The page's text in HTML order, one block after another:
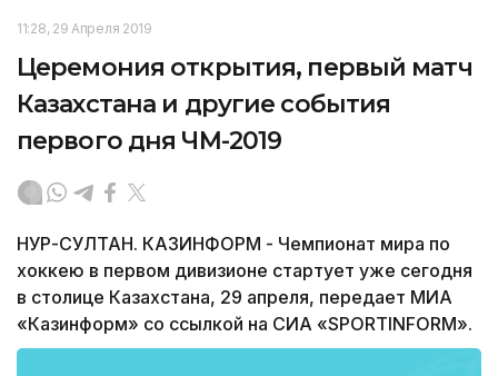
11:28, 29 Апреля 2019
Церемония открытия, первый матч
Казахстана и другие события
первого дня ЧМ-2019
НУР-СУЛТАН. КАЗИНФОРМ - Чемпионат мира по
хоккею в первом дивизионе стартует уже сегодня
в столице Казахстана, 29 апреля, передает МИА
«Казинформ» со ссылкой на СИА «SPORTINFORM».